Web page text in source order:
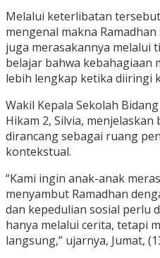
Melalui keterlibatan
mengenal makna
juga merasakannya melalui
belajar bahwa kebahagiaan
lebih lengkap ketika diiringi
Wakil Kepala Sekolah
Hikam 2, Silvia,
dirancang sebagai ruang
kontekstual.
“Kami ingin anak-anak
menyambut Ramadhan
dan kepedulian sosial perlu
hanya melalui cerita, tetapi
langsung,” ujarnya, Jumat,